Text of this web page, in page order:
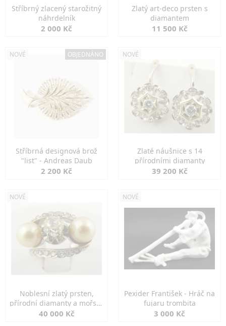
Stříbrný zlacený starožitný
náhrdelník
2 000 Kč
Zlatý art-deco prsten s
diamantem
11 500 Kč
NOVÉ OBJEDNÁNO
Stříbrná designová brož
"list" - Andreas Daub
2 200 Kč
NOVÉ
Zlaté náušnice s 14
přírodními diamanty
39 200 Kč
NOVÉ
Noblesní zlatý prsten,
přírodní diamanty a mořské
perly
40 000 Kč
NOVÉ
Pexider František - Hráč na
fujaru trombita
3 000 Kč